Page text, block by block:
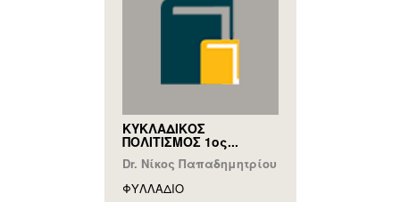
ΚΥΚΛΑΔΙΚΟΣ
ΠΟΛΙΤΙΣΜΟΣ 1ος...
Dr. Νίκος Παπαδημητρίου
ΦΥΛΛAΔΙΟ